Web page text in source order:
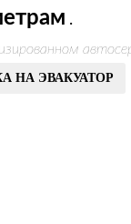
.
ЗАЯВКА НА ЭВАКУАТОР